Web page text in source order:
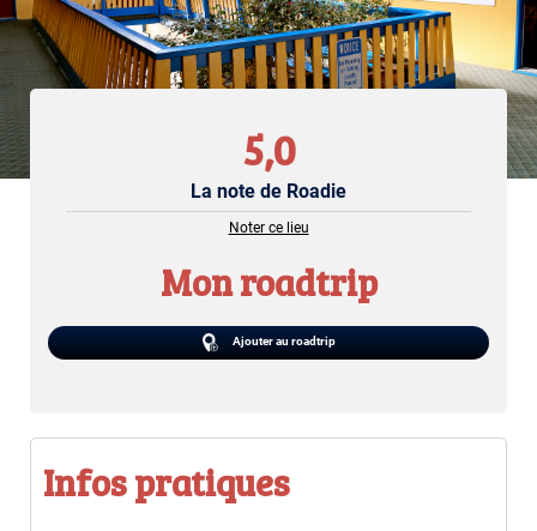
5,0
La note de Roadie
Noter ce lieu
Mon roadtrip
Ajouter au roadtrip
Infos pratiques